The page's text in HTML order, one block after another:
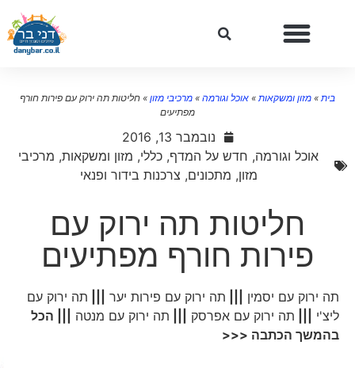
»מזון ומשקאות»אוכל וגורמה»מרכיבי מזון »חליטות תה ירוק עם פירות חורף
מפתיעים
נובמבר 13, 2016
אוכל וגורמה,חדש על המדף,כללי,מזון ומשקאות,מרכיבי
מזון,מתכונים,צרכנות בידור ופנאי
חליטות תה ירוק עם
פירות חורף מפתיעים
תה ירוק עם יסמין||| תה ירוק עם פירות יער|||
תה ירוק עם
ליצ'י||| תה ירוק עם אפרסק||| תה ירוק עם מנטה||| הכל
בהמשך הכתבה <<<